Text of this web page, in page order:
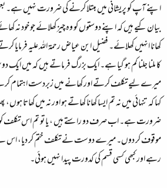
اپنے آپ کو پریشانی میں مبتلا کرنے کی ضرورت نہیں
بیان کیے ہیں کہ اپنے دوستوں کو وہ چیز کھلائے جو خود نہ
کھانا انہیں کھلائے۔ فضیل ابن عیاض رحمۃ اللہ علیہ
کا ملنا جلنا کم ہو گیا ہے۔ ایک بزرگ فرماتے ہیں کہ میں ایک
میرے لیے تکلف کرتے اور کھانے میں زبردست اہتمام
کہا کہ تنہائی میں نہ تم ایسا کھانا کھاتے ہو اور نہ میں کھاتا
ضرورت ہے۔ اب صرف دو راستے ہیں ، یا تو تم اس تکلف کو
موقوف کر دوں۔ میرے دوست نے تکلف ختم کر دیا، اس بے
رہے اور کبھی کسی قسم کی کدورت پیدا نہیں ہوئی۔